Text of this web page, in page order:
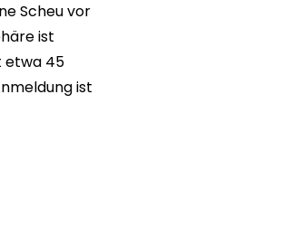
Scheu vor
ist
etwa 45
ist